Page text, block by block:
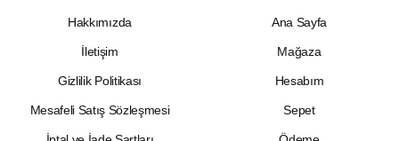
Hakkımızda
İletişim
Gizlilik Politikası
Mesafeli Satış Sözleşmesi
Ana Sayfa
Mağaza
Hesabım
Sepet